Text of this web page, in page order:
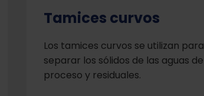
Tamices curvos
Los tamices curvos se utilizan para
separar los sólidos de las aguas de
proceso y residuales.